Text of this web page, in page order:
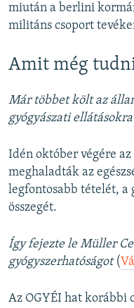
miután a berlini
militáns csoport
Amit még
Már többet költ az
gyógyászati ellátásokra
Idén október végére
meghaladták az
legfontosabb tételét, a
összegét.
Így fejezte le Müller
gyógyszerhatóságot(
Az OGYÉI hat korábbi